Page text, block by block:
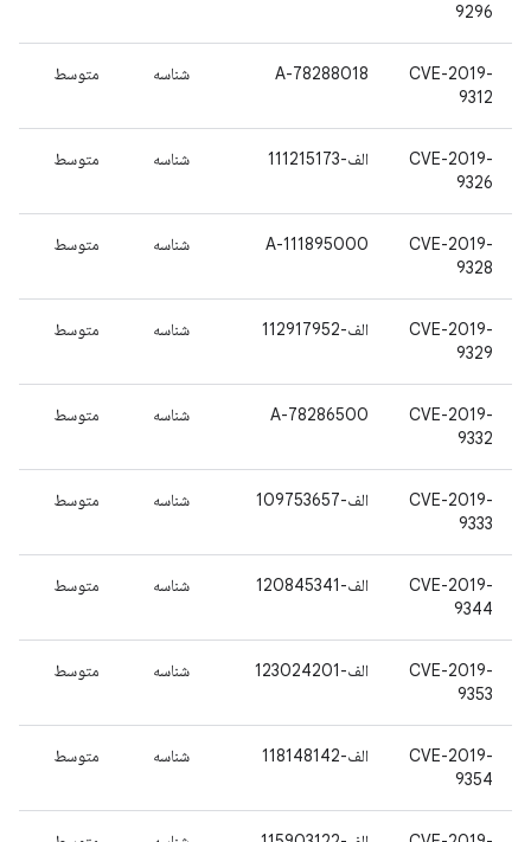
9296
CVE-2019-
9312
A-78288018 شناسه متوسط
CVE-2019-
9326
الف-111215173 شناسه متوسط
CVE-2019-
9328
A-111895000 شناسه متوسط
CVE-2019-
9329
الف-112917952 شناسه متوسط
CVE-2019-
9332
A-78286500 شناسه متوسط
CVE-2019-
9333
الف-109753657 شناسه متوسط
CVE-2019-
9344
الف-120845341 شناسه متوسط
CVE-2019-
9353
الف-123024201 شناسه متوسط
CVE-2019-
9354
الف-118148142 شناسه متوسط